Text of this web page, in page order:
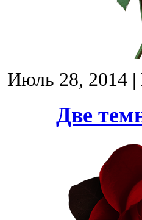
Июль 28, 2014 |
Две